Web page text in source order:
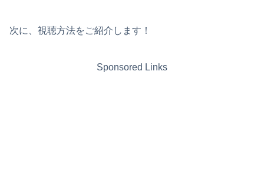
次に、視聴方法をご紹介します！
Sponsored Links